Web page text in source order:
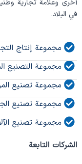
أخرى وعلامةً تجاريةً وطنيةً
في البلاد.
مجموعة إنتاج
مجموعة التصنيع
مجموعة تصنيع
مجموعة تصنيع
مجموعة تصنيع
الشرکات التابعة